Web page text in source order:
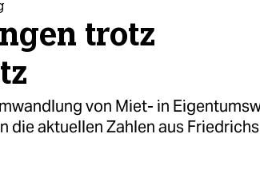
trotz
von Miet- in
die aktuellen Zahlen aus